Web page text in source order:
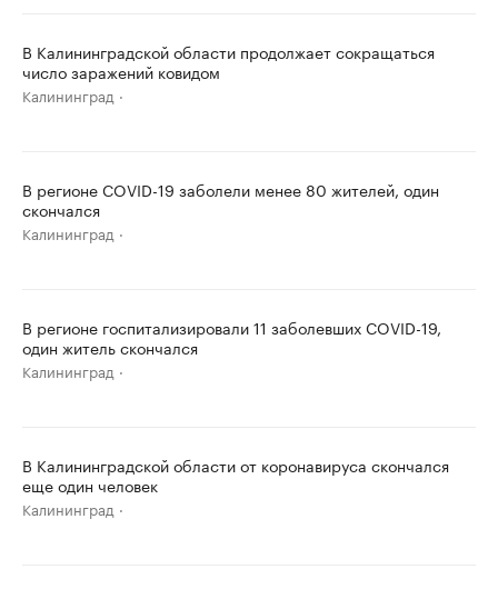
В Калининградской области продолжает сокращаться
число заражений ковидом
Калининград
В регионе COVID-19 заболели менее 80 жителей, один
скончался
Калининград
В регионе госпитализировали 11 заболевших COVID-19,
один житель скончался
Калининград
В Калининградской области от коронавируса скончался
еще один человек
Калининград